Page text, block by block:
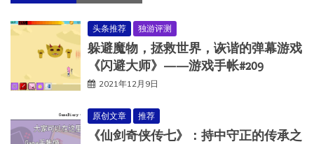
头条推荐 独游评测
躲避魔物，拯救世界，诙谐的弹幕游戏
《闪避大师》——游戏手帐#209
2021年12月9日
原创文章 推荐
《仙剑奇侠传七》：持中守正的传承之